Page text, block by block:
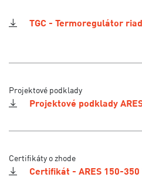
TGC - Termoregulátor
Projektové podklady
Projektové podklady
Certifikáty o zhode
Certifikát - ARES 150-350